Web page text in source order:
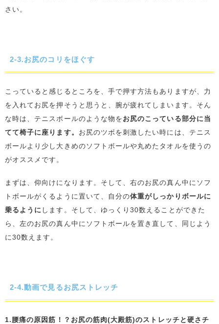
さい。
2-3.お尻のコリをほぐす
こっていると感じるところを、手で押す方法もありますが、力
を入れてお尻を押そうと思うと、腕が疲れてしまいます。そん
な時は、テニスボールのような物をお尻のこっている部分に当
てて椅子に座ります。 お尻のツボを刺激したい時には、テニス
ボールより少し大きめのソフトボールや丸めたタオルを使うの
がオススメです。
まずは、仰向けになります。そして、右のお尻の真ん中にソフ
トボールがくるように置いて、自分の体重がしっかりボールに
乗るように します。そして、ゆっくり30数えることができた
ら、左のお尻の真ん中にソフトボールを置き直して、同じよう
に30数えます。
2-4.動画で見るお尻ストレッチ
1.腰痛の原因筋！？お尻の筋肉(大殿筋)のストレッチと硬さチ